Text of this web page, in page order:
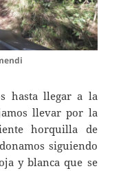
hasta llegar a la
llevar por la
horquilla de
siguiendo
y blanca que se